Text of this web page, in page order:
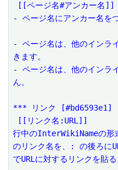
[[ページ名#アンカー名]]
- ページ名にアンカー名を
- ページ名は、他のインラ
きます。
- ページ名は、他のインラ
ん。
*** リンク [#bd6593e1]
[[リンク名:URL]]
行中のInterWikiNameの形
のリンク名を、: の後ろに
でURLに対するリンクを貼